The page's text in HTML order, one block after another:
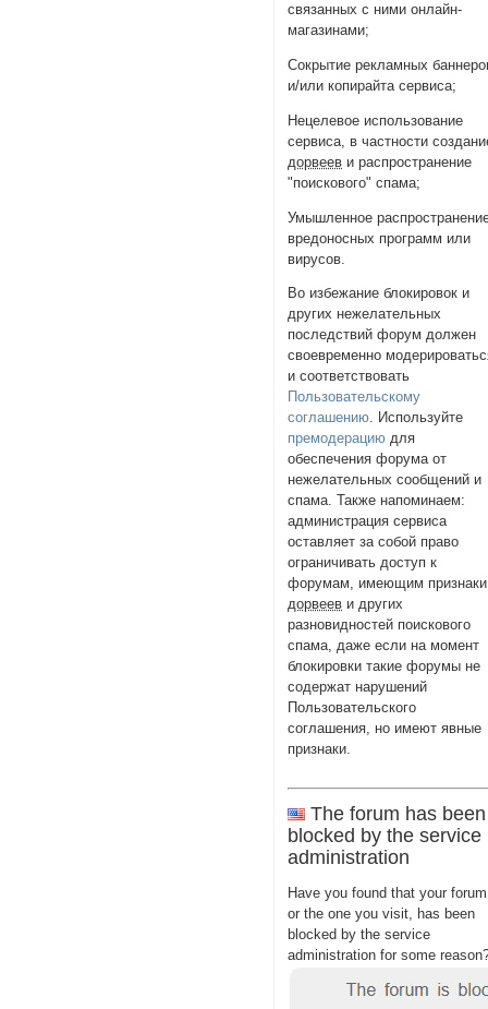
связанных с ними онлайн-
магазинами;
Сокрытие рекламных
и/или копирайта сервиса;
Нецелевое использование
сервиса, в частности
дорвеев и распространение
"поискового" спама;
Умышленное
вредоносных программ или
вирусов.
Во избежание блокировок и
других нежелательных
последствий форум должен
своевременно
и соответствовать
Пользовательскому
соглашению. Используйте
премодерацию для
обеспечения форума от
нежелательных сообщений и
спама. Также напоминаем:
администрация сервиса
оставляет за собой право
ограничивать доступ к
форумам, имеющим признаки
дорвеев и других
разновидностей поискового
спама, даже если на момент
блокировки такие форумы не
содержат нарушений
Пользовательского
соглашения, но имеют явные
признаки.
The forum has been
blocked by the service
administration
Have you found that your
or the one you visit, has been
blocked by the service
administration for some